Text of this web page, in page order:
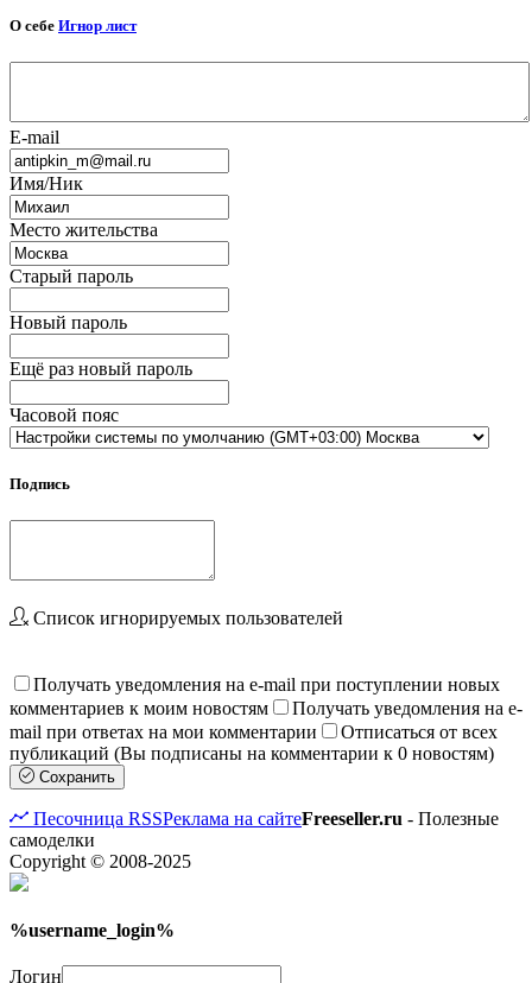
О себе Игнор лист
E-mail
Имя/Ник
Место жительства
Старый пароль
Новый пароль
Ещё раз новый пароль
Часовой пояс
Подпись
Список игнорируемых пользователей
Получать уведомления на e-mail при поступлении новых
комментариев к моим новостям
Получать уведомления на e-
mail при ответах на мои комментарии
Отписаться от всех
публикаций (Вы подписаны на комментарии к 0 новостям)
Сохранить
Песочница RSSРеклама на сайтеFreeseller.ru - Полезные
самоделки
Copyright © 2008-2025
%username_login%
Логин